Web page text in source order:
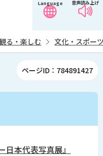
音声読み上げ
Language
る・楽しむ 文化・スポー
ページID：784891427
本代表写真展』